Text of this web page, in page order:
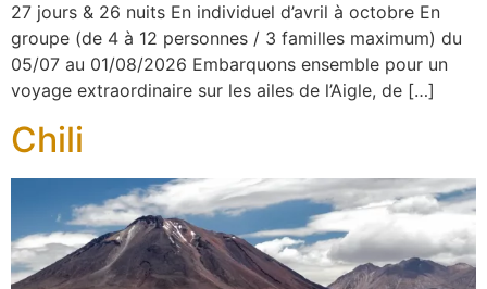
27 jours & 26 nuits En individuel d’avril à octobre En
groupe (de 4 à 12 personnes / 3 familles maximum) du
05/07 au 01/08/2026 Embarquons ensemble pour un
voyage extraordinaire sur les ailes de l’Aigle, de […]
Chili